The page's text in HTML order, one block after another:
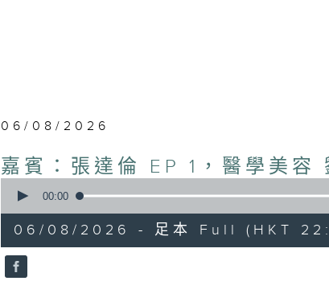
06/08/2026
嘉賓：張達倫 EP 1，醫學美
seconds
hour,
45
minutes,
23
00:00
06/08/2026 - 足本 Full (HKT